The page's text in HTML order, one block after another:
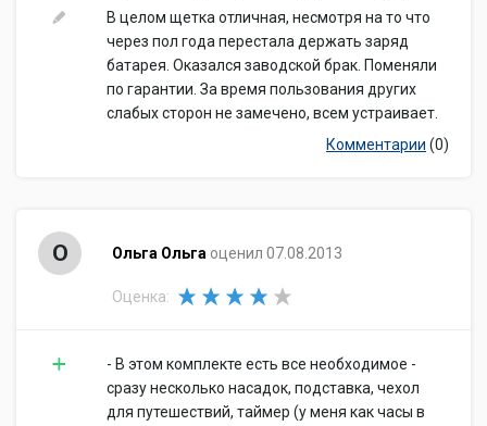
В целом щетка отличная, несмотря на то что
через пол года перестала держать заряд
батарея. Оказался заводской брак. Поменяли
по гарантии. За время пользования других
слабых сторон не замечено, всем устраивает.
Комментарии (0)
О Ольга Ольга оценил 07.08.2013
Оценка:
- В этом комплекте есть все необходимое -
сразу несколько насадок, подставка, чехол
для путешествий, таймер (у меня как часы в